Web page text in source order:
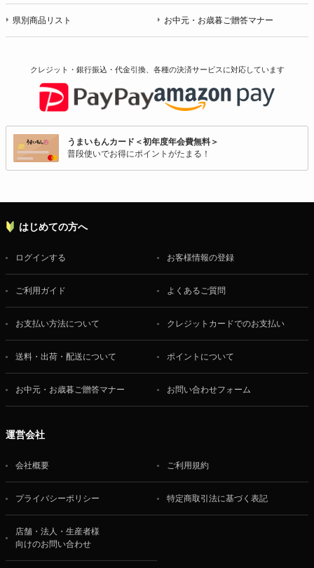
県別商品リスト お中元・お歳暮ご贈答マナー
クレジット・銀行振込・代金引換、各種の決済サービスに対応しています
うまいもんカード＜初年度年会費無料＞
普段使いでお得にポイントがたまる！
はじめての方へ
ログインする お客様情報の登録
ご利用ガイド よくあるご質問
お支払い方法について クレジットカードでのお支払い
送料・出荷・配送について ポイントについて
お中元・お歳暮ご贈答マナー お問い合わせフォーム
運営会社
会社概要 ご利用規約
プライバシーポリシー 特定商取引法に基づく表記
店舗・法人・生産者様
向けのお問い合わせ